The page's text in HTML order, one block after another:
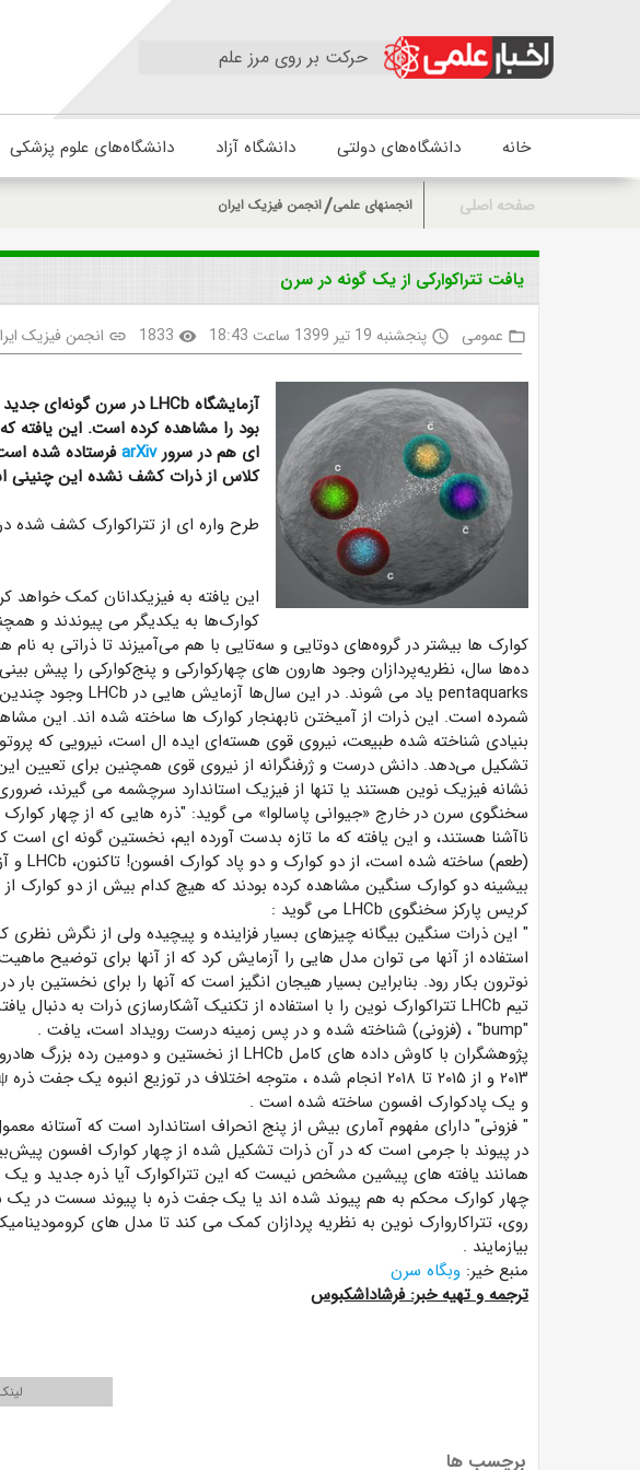
حرکت بر روی مرز علم
خانه دانشگاه‌های دولتی دانشگاه آزاد دانشگاه‌های علوم پزشکی
صفحه اصلی انجمنهای علمی انجمن فیزیک ایران
یافت تتراکوارکی از یک گونه در سرن
folder_open عمومی access_time پنجشنبه 19 تیر 1399 ساعت 18:43 visibility
1833
link انجمن فیزیک
آزمایشگاه LHCb در سرن گونه‌ایجدید
بود را مشاهده کرده است. این یافته
ای هم در سرورarXiv فرستاده شده
کلاس از ذرات کشف نشده این چنینی
طرح واره ای از تتراکوارک کشف شده
این یافته به فیزیکدانان کمک خواهد
کوارک‌ها به یکدیگر می پیوندند و
کوارک ها بیشتر در گروه‌های دوتایی و سه‌تایی با هم می‌آمیزند تا ذراتی به
ده‌ها سال، نظریه‌پردازان وجود هارون های چهارکوارکی و پنج‌کوارکی را پیش بینی
pentaquarks یاد می شوند. در این سال‌ها آزمایش هایی در LHCb وجود
شمرده است. این ذرات از آمیختن نابهنجار کوارک ها ساخته شده اند. این
بنیادی شناخته شده طبیعت، نیروی قوی هسته‌ای ایده ال است، نیرویی که
تشکیل می‌دهد. دانش درست و ژرفنگرانه از نیروی قوی همچنین برای تعیین این
نشانه فیزیک نوین هستند یا تنها از فیزیک استاندارد سرچشمه می گیرند،
سخنگوی سرن در خارج «جیوانی پاسالوا» می گوید: "ذره هایی که از چهار
ناآشنا هستند، و این یافته که ما تازه بدست آورده ایم، نخستین گونه ای
(طعم) ساخته شده است، از دو کوارک و دو پاد کوارک افسون! تاکنون، LHCb و
بیشینه دو کوارک سنگین مشاهده کرده بودند که هیچ کدام بیش از دو کوارک
کریس پارکز سخنگوی LHCb می گوید :
" این ذرات سنگین بیگانه چیزهای بسیار فزاینده و پیچیده ولی از نگرش نظری
استفاده از آنها می توان مدل هایی را آزمایش کرد که از آنها برای توضیح
نوترون بکار رود. بنابراین بسیار هیجان انگیز است که آنها را برای نخستین بار
تیم LHCb تتراکوارک نوین را با استفاده از تکنیک آشکارسازی ذرات به دنبال
"bump"
، (فزونی) شناخته شده و در پس زمینه درست رویداد است، یافت .
پژوهشگران با کاوش داده های کامل LHCb از نخستین و دومین رده بزرگ
۲۰۱۳ و از ۲۰۱۵ تا ۲۰۱۸ انجام شده ، متوجه اختلاف در توزیع انبوه یک جفت ذره
و یک پادکوارک افسون ساخته شده است .
" فزونی" دارای مفهوم آماری بیش از پنج انحراف استاندارد است که آستانه
در پیوند با جرمی است که در آن ذرات تشکیل شده از چهار کوارک افسون
همانند یافته های پیشین مشخص نیست که این تتراکوارک آیا ذره جدید و یک
چهار کوارک محکم به هم پیوند شده اند یا یک جفت ذره با پیوند سست در یک
روی، تتراکاروارک نوین به نظریه پردازان کمک می کند تا مدل های
بیازمایند .
منبع خیر: وبگاه سرن
ترجمه و تهیه خبر:فرشاداشکبوس
برچسب ها